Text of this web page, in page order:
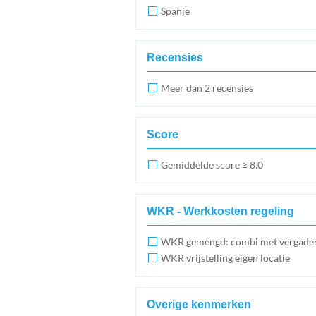
Spanje
Recensies
Meer dan 2 recensies
Score
Gemiddelde score ≥ 8.0
WKR - Werkkosten regeling
WKR gemengd: combi met
WKR vrijstelling eigen locatie
Overige kenmerken